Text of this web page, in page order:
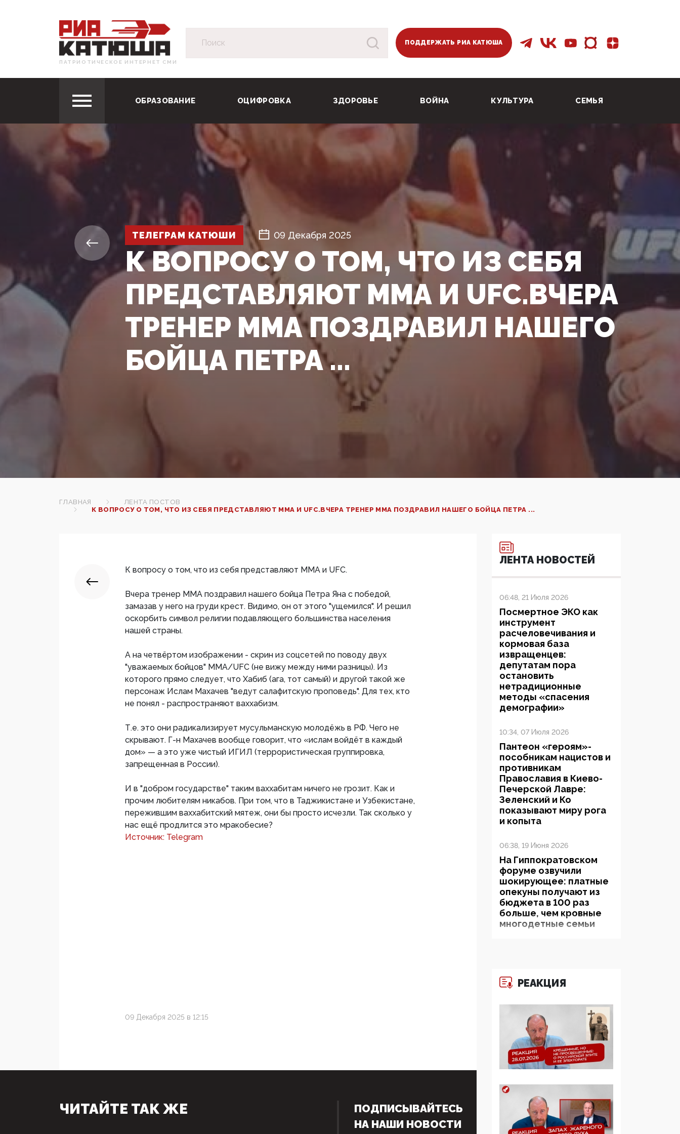
ПАТРИОТИЧЕСКОЕ ИНТЕРНЕТ СМИ
ПОДДЕРЖАТЬ РИА КАТЮША
ОБРАЗОВАНИЕ ОЦИФРОВКА ЗДОРОВЬЕ ВОЙНА КУЛЬТУРА СЕМЬЯ
ТЕЛЕГРАМ КАТЮШИ 09 Декабря 2025
К ВОПРОСУ О ТОМ, ЧТО ИЗ СЕБЯ
ПРЕДСТАВЛЯЮТ ММА И UFC.ВЧЕРА
ТРЕНЕР ММА ПОЗДРАВИЛ НАШЕГО
БОЙЦА ПЕТРА ...
ГЛАВНАЯ
ЛЕНТА ПОСТОВ
К ВОПРОСУ О ТОМ, ЧТО ИЗ СЕБЯ ПРЕДСТАВЛЯЮТ ММА И UFC.ВЧЕРА ТРЕНЕР ММА ПОЗДРАВИЛ НАШЕГО БОЙЦА ПЕТРА ...
К вопросу о том, что из себя представляют ММА и UFC.
Вчера тренер ММА поздравил нашего бойца Петра Яна с победой,
замазав у него на груди крест. Видимо, он от этого "ущемился". И решил
оскорбить символ религии подавляющего большинства населения
нашей страны.
А на четвёртом изображении - скрин из соцсетей по поводу двух
"уважаемых бойцов" ММА/UFC (не вижу между ними разницы). Из
которого прямо следует, что Хабиб (ага, тот самый) и другой такой же
персонаж Ислам Махачев "ведут салафитскую проповедь". Для тех, кто
не понял - распространяют ваххабизм.
Т.е. это они радикализирует мусульманскую молодёжь в РФ. Чего не
скрывают. Г-н Махачев вообще говорит, что «ислам войдёт в каждый
дом» — а это уже чистый ИГИЛ (террористическая группировка,
запрещенная в России).
И в "добром государстве" таким ваххабитам ничего не грозит. Как и
прочим любителям никабов. При том, что в Таджикистане и Узбекистане,
пережившим ваххабитский мятеж, они бы просто исчезли. Так сколько у
нас ещё продлится это мракобесие?
Источник: Telegram
09 Декабря 2025 в 12:15
ЛЕНТА НОВОСТЕЙ
06:48, 21 Июля 2026
Посмертное ЭКО как
инструмент
расчеловечивания и
кормовая база
извращенцев:
депутатам пора
остановить
нетрадиционные
методы «спасения
демографии»
10:34, 07 Июля 2026
Пантеон «героям»-
пособникам нацистов и
противникам
Православия в Киево-
Печерской Лавре:
Зеленский и Ко
показывают миру рога
и копыта
06:38, 19 Июня 2026
На Гиппократовском
форуме озвучили
шокирующее: платные
опекуны получают из
бюджета в 100 раз
больше, чем кровные
многодетные семьи
редакцией Медведева:
традиционные
ценности и немного
двоемыслия
11:53, 09 Июня 2026
Прокуратура наконец
экстремистскую
деятельность ИИТО
ЮНЕСКО в России, но
цифроглобалисты
продолжают
РЕАКЦИЯ
ЧИТАЙТЕ ТАК ЖЕ
ПОДПИСЫВАЙТЕСЬ
НА НАШИ НОВОСТИ